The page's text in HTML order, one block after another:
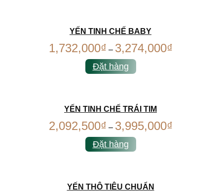
YẾN TINH CHẾ BABY
1,732,000₫ – 3,274,000₫
Đặt hàng
YẾN TINH CHẾ TRÁI TIM
2,092,500₫ – 3,995,000₫
Đặt hàng
YẾN THÔ TIÊU CHUẨN